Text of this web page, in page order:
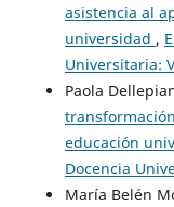
asistencia al
universidad ,
Universitaria:
Paola
educación
Docencia
María Belén